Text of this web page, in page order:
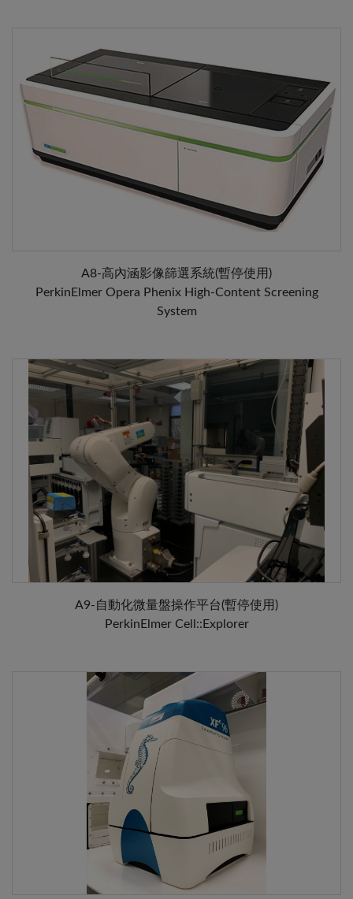
A8-高內涵影像篩選系統(暫停使用)
PerkinElmer Opera Phenix High-Content Screening
System
A9-自動化微量盤操作平台(暫停使用)
PerkinElmer Cell::Explorer